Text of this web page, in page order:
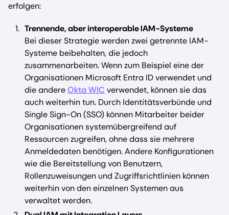
erfolgen:
Trennende, aber interoperable IAM-Systeme
Bei dieser Strategie werden zwei getrennte IAM-
Systeme beibehalten, die jedoch
zusammenarbeiten. Wenn zum Beispiel eine der
Organisationen Microsoft Entra ID verwendet und
die andereOkta WIC verwendet, können sie das
auch weiterhin tun. Durch Identitätsverbünde und
Single Sign-On (SSO) können Mitarbeiter beider
Organisationen systemübergreifend auf
Ressourcen zugreifen, ohne dass sie mehrere
Anmeldedaten benötigen. Andere Konfigurationen
wie die Bereitstellung von Benutzern,
Rollenzuweisungen und Zugriffsrichtlinien können
weiterhin von den einzelnen Systemen aus
verwaltet werden.